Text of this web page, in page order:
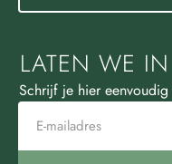
LATEN WE
Schrijf je hier